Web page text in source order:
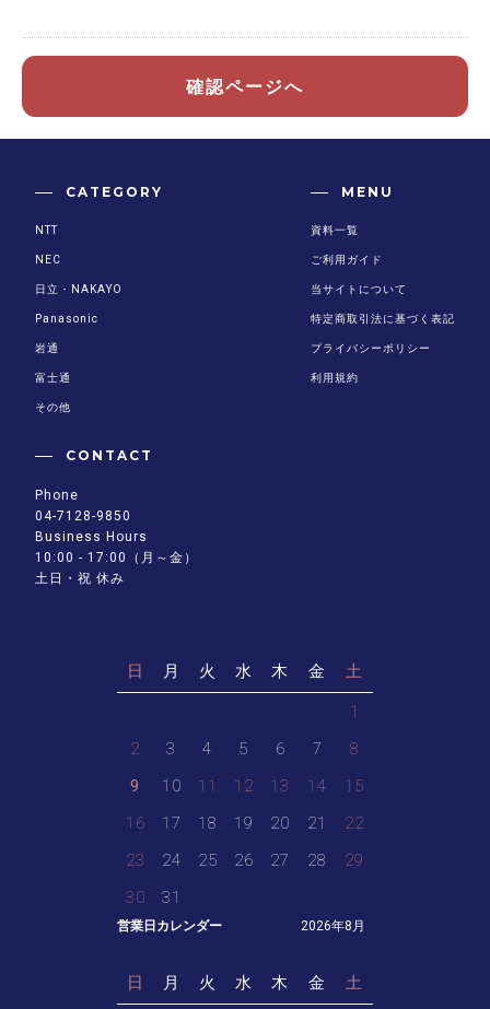
確認ページへ
営業日カレンダー 2026年8月
日 月 火 水 木 金 土
1
2
3 4 5 6 7
8
9
10 11 12 13 14
15
16
17 18 19 20 21
22
23
24 25 26 27 28
29
30
31
日 月 火 水 木 金 土
CATEGORY
NTT
NEC
日立・NAKAYO
Panasonic
岩通
富士通
その他
MENU
資料一覧
ご利用ガイド
当サイトについて
特定商取引法に基づく表記
プライバシーポリシー
利用規約
CONTACT
Phone
04-7128-9850
Business Hours
10:00 - 17:00（月～金）
土日・祝 休み